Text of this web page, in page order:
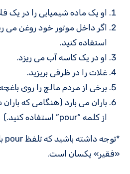
او یک ماده شیمیایی را در یک
اگر داخل موتور خود روغن می
استفاده کنید.
او در یک کاسه آب می ریزد.
غلات را در ظرفی بریزید.
برخی از مردم مالچ را روی
باران می بارد (هنگامی که
از کلمه “pour” استفاده کنید.)
«فقیر» یکسان است.